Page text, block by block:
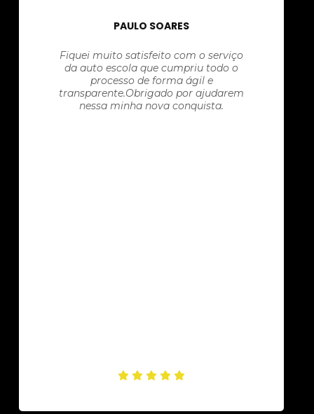
PAULO SOARES
Fiquei muito satisfeito com o serviço
da auto escola que cumpriu todo o
processo de forma ágil e
transparente.Obrigado por ajudarem
nessa minha nova conquista.